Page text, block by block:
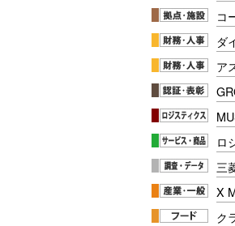
コ
ダ
ア
ロ
三
X
ク